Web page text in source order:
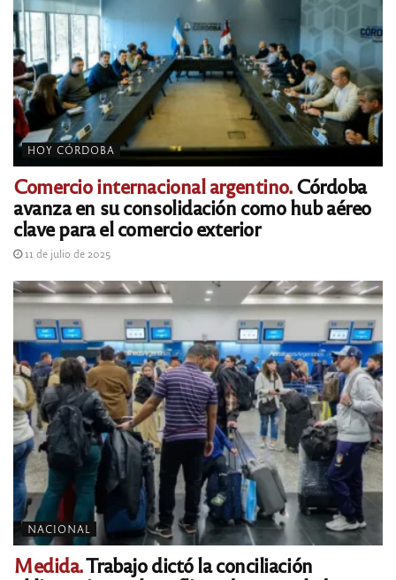
HOY CÓRDOBA
Comercio internacional argentino.Córdoba
avanza en su consolidación como hub aéreo
clave para el comercio exterior
11 de julio de 2025
NACIONAL
Medida.Trabajo dictó la conciliación